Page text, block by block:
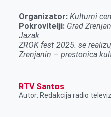
Organizator: Kulturni
Pokrovitelji: Grad
Jazak
ZROK fest 2025. se
Zrenjanin – prestonica
RTV Santos
Autor: Redakcija radio